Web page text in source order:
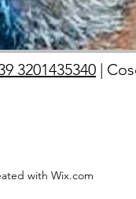
3201435340 |
with Wix.com